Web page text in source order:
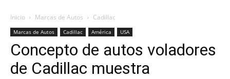
Inicio Marcas de Autos Cadillac
Marcas de Autos Cadillac América USA
Concepto de autos voladores
de Cadillac muestra